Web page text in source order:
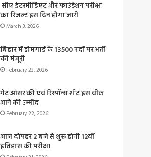
सीए इंटरमीडिएट और फाउंडेशन परीक्षा
का रिजल्ट इस दिन होगा जारी
March 3, 2026
बिहार में होमगार्ड के 13500 पदों पर भर्ती
की मंजूरी
February 23, 2026
गेट आंसर की एवं रिस्पॉन्स शीट इस वीक
आने की उम्मीद
February 22, 2026
आज दोपहर 2 बजे से शुरू होगी 12वीं
इतिहास की परीक्षा